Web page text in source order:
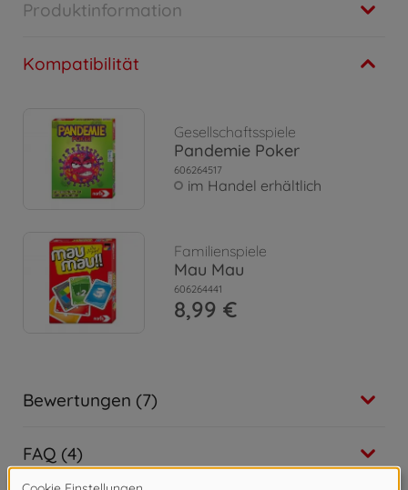
Produktinformation
Kompatibilität
Gesellschaftsspiele
Pandemie Poker
606264517
im Handel erhältlich
Familienspiele
Mau Mau
606264441
8,99 €
Bewertungen (7)
FAQ (4)